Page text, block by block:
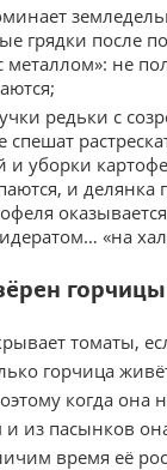
грядки после
металлом»: не
редьки с
и уборки
, и делянка
оказывается
«на
горчицы
томаты,
горчица
когда она
из пасынков
время её